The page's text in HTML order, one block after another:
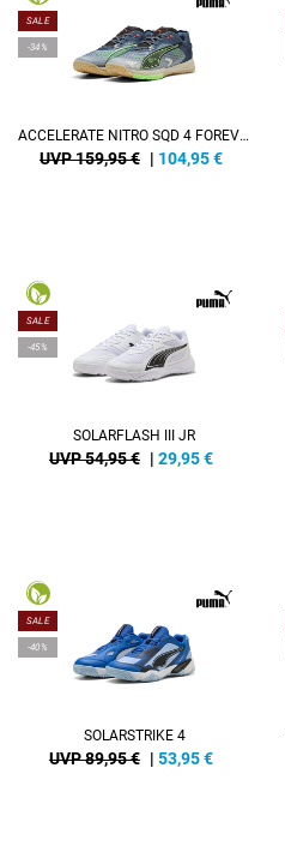
SALE
-34%
ACCELERATE NITRO SQD 4 FOREVER.BETTER.
UVP 159,95 € | 104,95€
SALE
-45%
SOLARFLASH III JR
UVP 54,95 € | 29,95€
SALE
-40%
SOLARSTRIKE 4
UVP 89,95 € | 53,95€